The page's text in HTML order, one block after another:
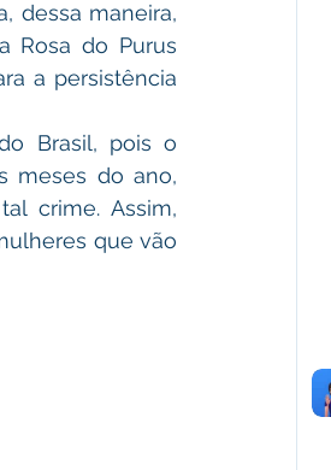
dessa maneira,
Rosa do Purus
a persistência
Brasil, pois o
meses do ano,
crime. Assim,
que vão